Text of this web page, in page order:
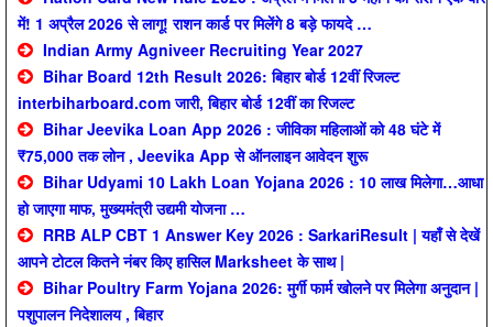
में! 1 अप्रैल 2026 से लागू! राशन कार्ड पर मिलेंगे 8 बड़े फायदे …
Indian Army Agniveer Recruiting Year 2027
Bihar Board 12th Result 2026: बिहार बोर्ड 12वीं रिजल्ट
interbiharboard.com जारी, बिहार बोर्ड 12वीं का रिजल्ट
Bihar Jeevika Loan App 2026 : जीविका महिलाओं को 48 घंटे में
₹75,000 तक लोन , Jeevika App से ऑनलाइन आवेदन शुरू
Bihar Udyami 10 Lakh Loan Yojana 2026 : 10 लाख मिलेगा…आधा
हो जाएगा माफ, मुख्यमंत्री उद्यमी योजना …
RRB ALP CBT 1 Answer Key 2026 : SarkariResult | यहाँ से देखें
आपने टोटल कितने नंबर किए हासिल Marksheet के साथ |
Bihar Poultry Farm Yojana 2026: मुर्गी फार्म खोलने पर मिलेगा अनुदान |
पशुपालन निदेशालय , बिहार